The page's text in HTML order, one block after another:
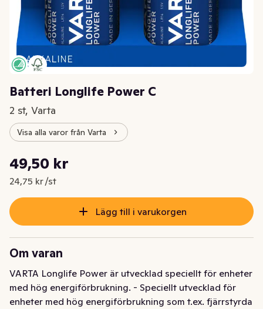
Batteri Longlife Power C
2 st, Varta
Visa alla varor från Varta
Nuvarande pris är: 49,50 kr
49,50 kr
24,75 kr /st
Styckpris: 24,75 kr /st
Lägg till i varukorgen
Om varan
VARTA Longlife Power är utvecklad speciellt för enheter
med hög energiförbrukning. - Speciellt utvecklad för
enheter med hög energiförbrukning som t.ex. fjärrstyrda